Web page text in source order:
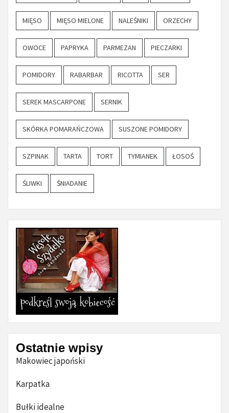
MIĘSO MIĘSO MIELONE NALEŚNIKI ORZECHY
OWOCE PAPRYKA PARMEZAN PIECZARKI
POMIDORY RABARBAR RICOTTA SER
SEREK MASCARPONE SERNIK
SKÓRKA POMARAŃCZOWA SUSZONE POMIDORY
SZPINAK TARTA TORT TYMIANEK ŁOSOŚ
ŚLIWKI ŚNIADANIE
Ostatnie wpisy
Makowiec japoński
Karpatka
Bułki idealne